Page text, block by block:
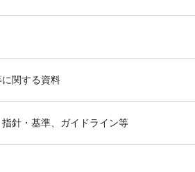
関する資料
針・基準、ガイドライン等